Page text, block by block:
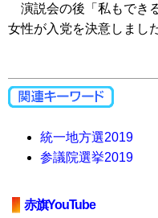
演説会の後「私もでき
女性が入党を決意しました
統一地方選2019
参議院選挙2019
赤旗YouTube